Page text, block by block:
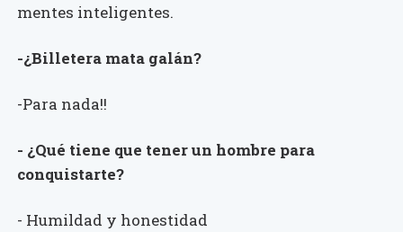
mentes inteligentes.
-¿Billetera mata galán?
-Para nada!!
- ¿Qué tiene que tener un hombre para
conquistarte?
- Humildad y honestidad